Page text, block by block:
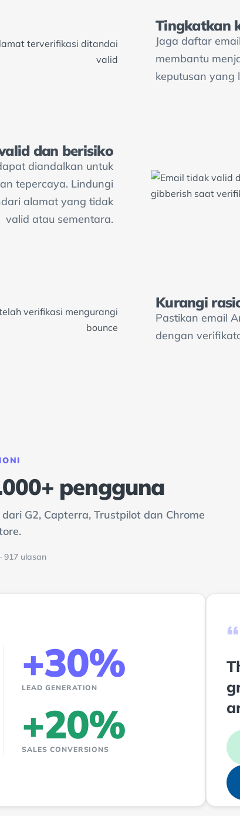
Tingkatkan
Jaga daftar
membantu
keputusan yang
dan berisiko
diandalkan untuk
tepercaya. Lindungi
alamat yang tidak
valid atau sementara.
Kurangi
Pastikan email
dengan
pengguna
G2, Capterra, Trustpilot dan Chrome
· 917 ulasan
+30%
LEAD GENERATION
+20%
SALES CONVERSIONS
“